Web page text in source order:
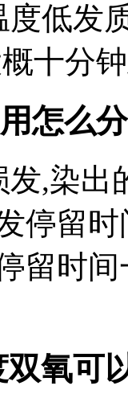
低发
十分
怎么
,染出
停留
留时
双氧可